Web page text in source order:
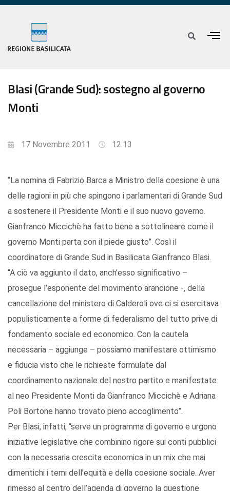
Blasi (Grande Sud): sostegno al governo
Monti
17 Novembre 2011 12:13
“La nomina di Fabrizio Barca a Ministro della coesione è una
delle ragioni in più che spingono i parlamentari di Grande Sud
a sostenere il Presidente Monti e il suo nuovo governo.
Gianfranco Miccichè ha fatto bene a sottolineare come il
governo Monti parta con il piede giusto”. Così il
coordinatore di Grande Sud in Basilicata Gianfranco Blasi.
“A ciò va aggiunto il dato, anch’esso significativo –
prosegue l’esponente del movimento arancione -, della
cancellazione del ministero di Calderoli ove ci si esercitava
populisticamente a forme di federalismo del tutto prive di
fondamento sociale ed economico. Con la cautela
necessaria – aggiunge – possiamo manifestare ottimismo
e fiducia visto che le richieste formulate dal
coordinamento nazionale del nostro partito e manifestate
al neo Presidente Monti da Gianfranco Miccichè e Adriana
Poli Bortone hanno trovato pieno accoglimento”.
Per Blasi, infatti, “serve un programma di governo e urgono
iniziative legislative che combinino rigore sui conti pubblici
con la necessaria crescita economica in un mix che mai
dimentichi i temi dell’equità e della coesione sociale. Aver
rimesso al centro dell’agenda di governo la questione